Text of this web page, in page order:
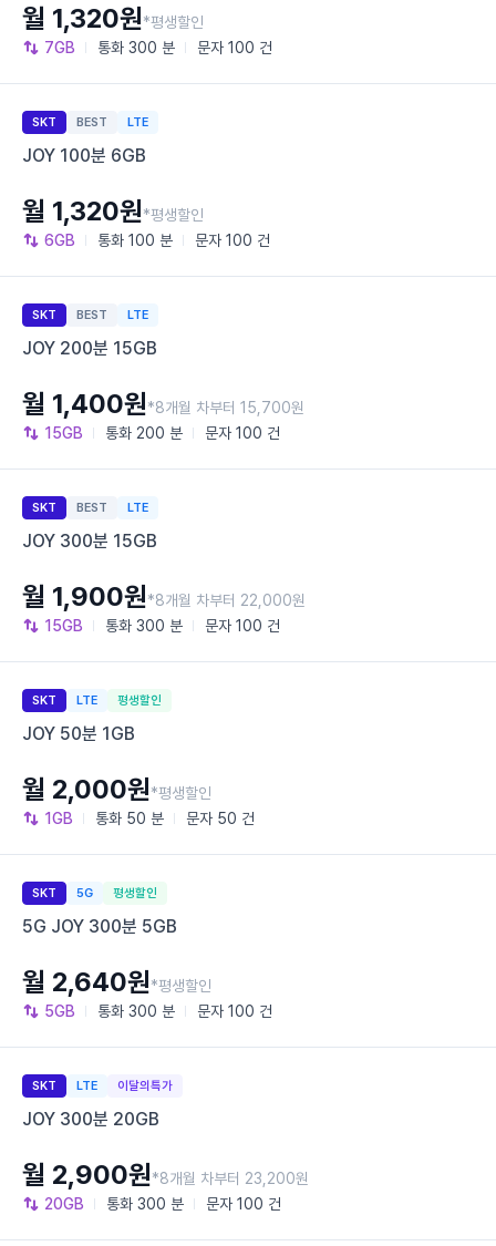
7GB 통화 300 분 문자 100 건
월 1,320원*평생할인
SKT BEST LTE
JOY 100분 6GB
6GB 통화 100 분 문자 100 건
월 1,320원*평생할인
SKT BEST LTE
JOY 200분 15GB
15GB 통화 200 분 문자 100 건
월 1,400원*8개월 차부터 15,700원
SKT BEST LTE
JOY 300분 15GB
15GB 통화 300 분 문자 100 건
월 1,900원*8개월 차부터 22,000원
SKT LTE 평생할인
JOY 50분 1GB
1GB 통화 50 분 문자 50 건
월 2,000원*평생할인
SKT 5G 평생할인
5G JOY 300분 5GB
5GB 통화 300 분 문자 100 건
월 2,640원*평생할인
SKT LTE 이달의특가
JOY 300분 20GB
20GB 통화 300 분 문자 100 건
월 2,900원*8개월 차부터 23,200원